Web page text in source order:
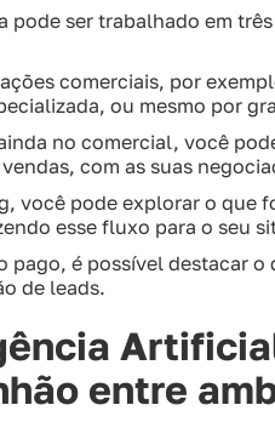
pode ser trabalhado em
comerciais, por
ou mesmo por
no comercial, você
com as suas
você pode explorar o que
esse fluxo para o seu
pago, é possível destacar
de leads.
entre